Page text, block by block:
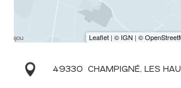
49330 CHAMPIGNÉ, LES